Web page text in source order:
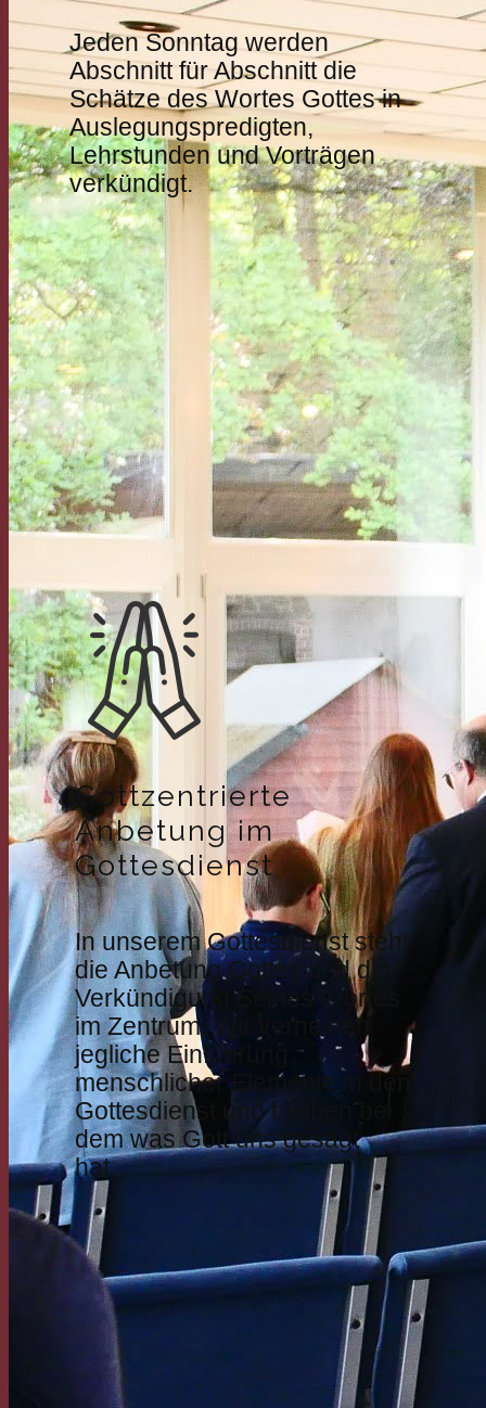
Jeden Sonntag werden
Abschnitt für Abschnitt die
Schätze des Wortes Gottes in
Auslegungspredigten,
Lehrstunden und Vorträgen
verkündigt.
Gottzentrierte
Anbetung im
Gottesdienst
In unserem Gottesdienst steht
die Anbetung Gottes und die
Verkündigung Seines Wortes
im Zentrum. Wir verneinen
jegliche Einführung
menschlicher Elemente in den
Gottesdienst und bleiben bei
dem was Gott uns gesagt
hat.